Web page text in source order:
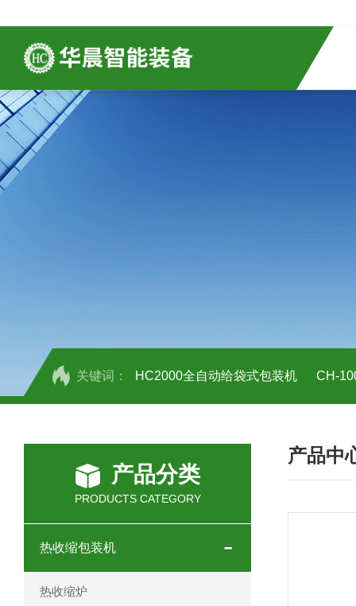
关键词： HC2000全自动给袋式包装机 CH-
产品中
产品分类
PRODUCTS CATEGORY
热收缩包装机
热收缩炉